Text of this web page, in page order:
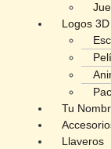
Logos 3D
Tu
Llaveros